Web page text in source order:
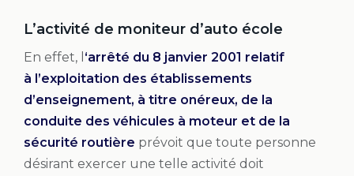
L’activité de moniteur d’auto école
En effet, l ‘arrêté du 8 janvier 2001 relatif
à l’exploitation des établissements
d’enseignement, à titre onéreux, de la
conduite des véhicules à moteur et de la
sécurité routière prévoit que toute personne
désirant exercer une telle activité doit